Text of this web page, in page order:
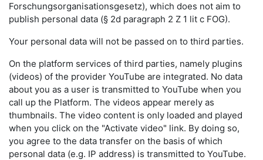
Forschungsorganisationsgesetz), which does not aim to
publish personal data (§ 2d paragraph 2 Z 1 lit c FOG).
Your personal data will not be passed on to third parties.
On the platform services of third parties, namely plugins
(videos) of the provider YouTube are integrated. No data
about you as a user is transmitted to YouTube when you
call up the Platform. The videos appear merely as
thumbnails. The video content is only loaded and played
when you click on the "Activate video" link. By doing so,
you agree to the data transfer on the basis of which
personal data (e.g. IP address) is transmitted to YouTube.